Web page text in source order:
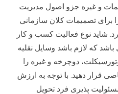
و غیره جزو اصول مدیریت
برای تصمیمات کلان سازمانی
شاید نوع فعالیت کسب و کار
باشد که لازم باشد وسایل نقلیه
دوچرخه و غیره را
قرار دهید. با توجه به ارزش
پذیری فرد تحویل